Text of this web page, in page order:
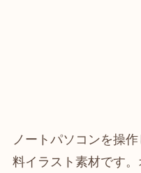
ノートパソコンを操
料イラスト素材です